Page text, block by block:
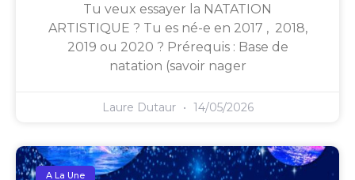
Tu veux essayer la NATATION
ARTISTIQUE ? Tu es né-e en 2017 , 2018,
2019 ou 2020 ? Prérequis : Base de
natation (savoir nager
Laure Dutaur 14/05/2026
A La Une